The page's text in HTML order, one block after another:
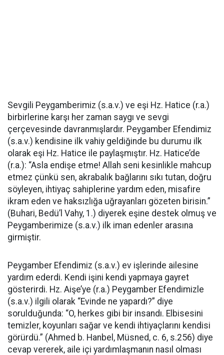
Sevgili Peygamberimiz (s.a.v.) ve eşi Hz. Hatice (r.a.)
birbirlerine karşı her zaman saygı ve sevgi
çerçevesinde davranmışlardır. Peygamber Efendimiz
(s.a.v.) kendisine ilk vahiy geldiğinde bu durumu ilk
olarak eşi Hz. Hatice ile paylaşmıştır. Hz. Hatice’de
(r.a.): “Asla endişe etme! Allah seni kesinlikle mahcup
etmez çünkü sen, akrabalık bağlarını sıkı tutan, doğru
söyleyen, ihtiyaç sahiplerine yardım eden, misafire
ikram eden ve haksızlığa uğrayanları gözeten birisin.”
(Buhari, Bedü’l Vahy, 1.) diyerek eşine destek olmuş ve
Peygamberimize (s.a.v.) ilk iman edenler arasına
girmiştir.
Peygamber Efendimiz (s.a.v.) ev işlerinde ailesine
yardım ederdi. Kendi işini kendi yapmaya gayret
gösterirdi. Hz. Aişe’ye (r.a.) Peygamber Efendimizle
(s.a.v.) ilgili olarak “Evinde ne yapardı?” diye
sorulduğunda: “O, herkes gibi bir insandı. Elbisesini
temizler, koyunları sağar ve kendi ihtiyaçlarını kendisi
görürdü.” (Ahmed b. Hanbel, Müsned, c. 6, s.256) diye
cevap vererek, aile içi yardımlaşmanın nasıl olması